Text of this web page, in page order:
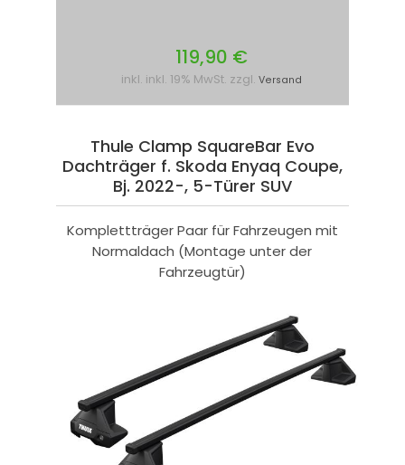
119,90 €
inkl. inkl. 19% MwSt. zzgl. Versand
Thule Clamp SquareBar Evo
Dachträger f. Skoda Enyaq Coupe,
Bj. 2022-, 5-Türer SUV
Komplettträger Paar für Fahrzeugen mit
Normaldach (Montage unter der
Fahrzeugtür)